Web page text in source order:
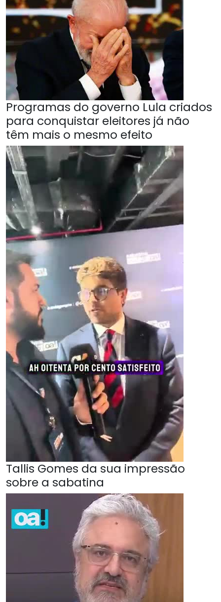
Programas do governo Lula criados
para conquistar eleitores já não
têm mais o mesmo efeito
Tallis Gomes da sua impressão
sobre a sabatina